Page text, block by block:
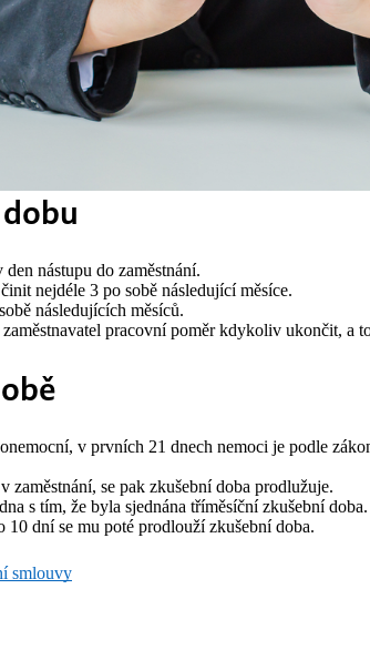
nástupu do zaměstnání.
nejdéle 3 po sobě následující měsíce.
následujících měsíců.
pracovní poměr kdykoliv ukončit, a
v prvních 21 dnech nemoci je podle
se pak zkušební doba prodlužuje.
s tím, že byla sjednána tříměsíční zkušební
10 dní se mu poté prodlouží zkušební doba.
smlouvy